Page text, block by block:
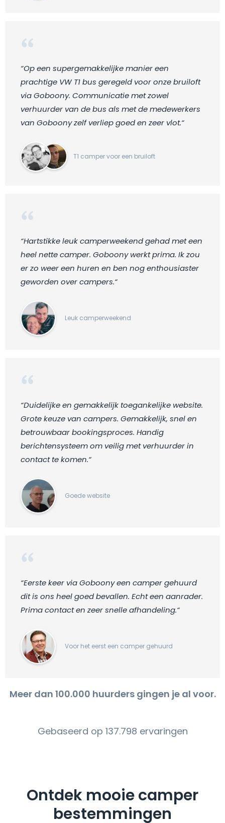
“Op een supergemakkelijke manier een
prachtige VW T1 bus geregeld voor onze bruiloft
via Goboony. Communicatie met zowel
verhuurder van de bus als met de medewerkers
van Goboony zelf verliep goed en zeer vlot.“
T1 camper voor een bruiloft
“Hartstikke leuk camperweekend gehad met een
heel nette camper. Goboony werkt prima. Ik zou
er zo weer een huren en ben nog enthousiaster
geworden over campers.“
Leuk camperweekend
“Duidelijke en gemakkelijk toegankelijke website.
Grote keuze van campers. Gemakkelijk, snel en
betrouwbaar bookingsproces. Handig
berichtensysteem om veilig met verhuurder in
contact te komen.“
Goede website
“Eerste keer via Goboony een camper gehuurd
dit is ons heel goed bevallen. Echt een aanrader.
Prima contact en zeer snelle afhandeling.“
Voor het eerst een camper gehuurd
Meer dan 100.000 huurders gingen je al voor.
Gebaseerd op 137.798 ervaringen
Ontdek mooie camper
bestemmingen